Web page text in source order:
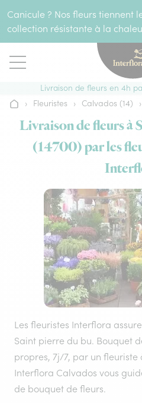
Canicule ? Nos fleurs tiennent
collection résistante à la
Livraison de fleurs en 4h
Accueil
› Fleuristes › Calvados (14) ›
Livraison de fleurs à
(14700) par les
Les fleuristes Interflora
Saint pierre du bu. Bouquet
propres, 7j/7, par un fleuriste
Interflora Calvados vous
de bouquet de fleurs.